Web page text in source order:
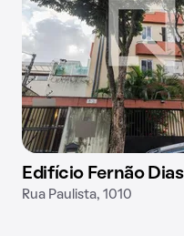
Edifício Fernão Dias
Rua Paulista, 1010